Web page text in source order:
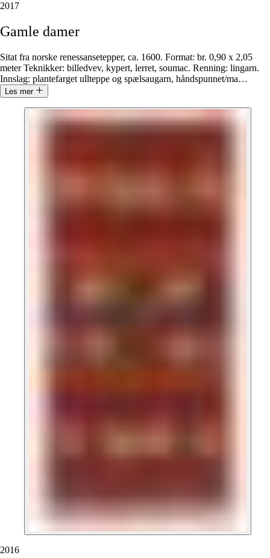
2017
Gamle damer
Sitat fra norske renessansetepper, ca. 1600. Format: br. 0,90 x 2,05
meter Teknikker: billedvev, kypert, lerret, soumac. Renning: lingarn.
Innslag: plantefarget ullteppe og spælsaugarn, håndspunnet/ma…
Les mer
2016